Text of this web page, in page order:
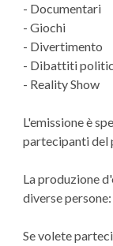
- Documentari
- Giochi
- Divertimento
- Dibattiti
- Reality Show
L'emissione è
partecipanti del
La produzione
diverse
Se volete